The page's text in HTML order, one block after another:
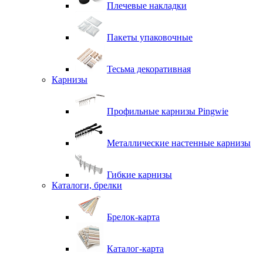
Плечевые накладки
Пакеты упаковочные
Тесьма декоративная
Карнизы
Профильные карнизы Pingwie
Металлические настенные карнизы
Гибкие карнизы
Каталоги, брелки
Брелок-карта
Каталог-карта